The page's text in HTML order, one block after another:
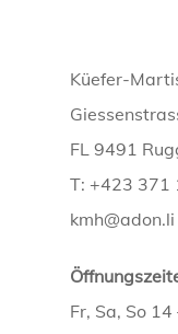
Küefer-
FL 9491
T: +423 371
kmh@adon.li
Fr, Sa, So